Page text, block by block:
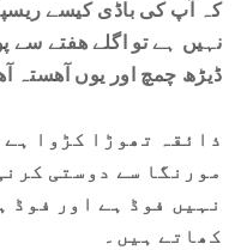
کہ آپ کی باڈی کیسے
نہیں ہے تو اگلے ھفتے سے
ڈیڑھ چمچ اور یوں آھستہ آھستہ 4 چمچ پر
ذائقہ تھوڑا کڑوا ہے
مورنگا سے دوستی
نہیں فوڈ ہے اور فوڈ
کھاتے ہیں۔